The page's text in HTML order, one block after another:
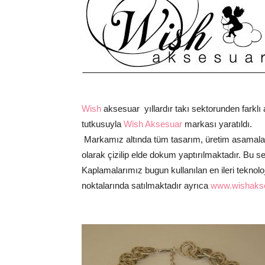
Wish aksesuar yıllardır takı sektorunden
tutkusuyla Wish Aksesuar markası yaratıldı.
Markamız altında tüm tasarım, üretim
olarak çizilip elde dokum yaptırılmaktadır. Bu
Kaplamalarımız bugun kullanılan en ileri
noktalarında satılmaktadır ayrıca